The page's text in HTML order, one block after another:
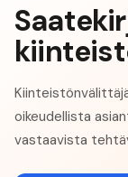
oikeudellista
vastaavista